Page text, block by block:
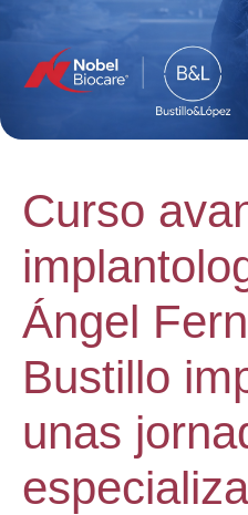
Curso
Ángel
Bustillo
unas